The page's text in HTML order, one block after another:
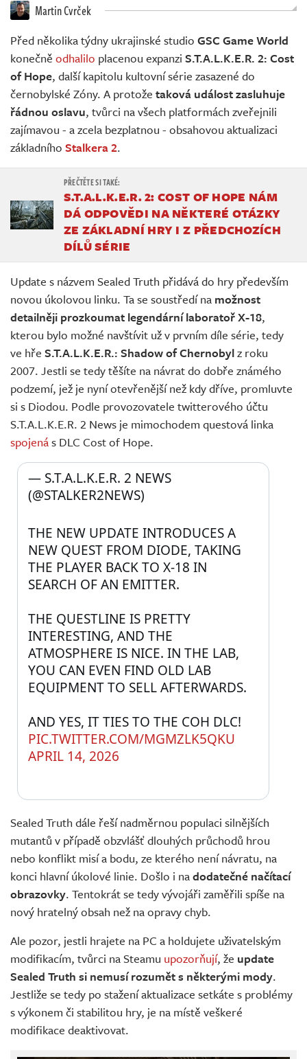
Živě Martin Cvrček
Před několika týdny ukrajinské studio GSC Game World
konečně odhalilo placenou expanzi S.T.A.L.K.E.R. 2: Cost
of Hope, další kapitolu kultovní série zasazené do
černobylské Zóny. A protože taková událost zasluhuje
řádnou oslavu, tvůrci na všech platformách zveřejnili
zajímavou - a zcela bezplatnou - obsahovou aktualizaci
základního Stalkera 2.
S.T.A.L.K.E.R. 2: COST OF HOPE NÁM
DÁ ODPOVĚDI NA NĚKTERÉ OTÁZKY
ZE ZÁKLADNÍ HRY I Z PŘEDCHOZÍCH
DÍLŮ SÉRIE
Update s názvem Sealed Truth přidává do hry především
novou úkolovou linku. Ta se soustředí na možnost
detailněji prozkoumat legendární laboratoř X-18,
kterou bylo možné navštívit už v prvním díle série, tedy
ve hře S.T.A.L.K.E.R.: Shadow of Chernobylz roku
2007. Jestli se tedy těšíte na návrat do dobře známého
podzemí, jež je nyní otevřenější než kdy dříve, promluvte
si s Diodou. Podle provozovatele twitterového účtu
S.T.A.L.K.E.R. 2 News je mimochodem questová linka
spojenás DLC Cost of Hope.
THE NEW UPDATE INTRODUCES A
NEW QUEST FROM DIODE, TAKING
THE PLAYER BACK TO X-18 IN
SEARCH OF AN EMITTER.
THE QUESTLINE IS PRETTY
INTERESTING, AND THE
ATMOSPHERE IS NICE. IN THE LAB,
YOU CAN EVEN FIND OLD LAB
EQUIPMENT TO SELL AFTERWARDS.
PIC.TWITTER.COM/MGMZLK5QKU
— S.T.A.L.K.E.R. 2 NEWS
(@STALKER2NEWS)
APRIL 14, 2026
Sealed Truth dále řeší nadměrnou populaci silnějších
mutantů v případě obzvlášť dlouhých průchodů hrou
nebo konflikt misí a bodu, ze kterého není návratu, na
konci hlavní úkolové linie. Došlo i nadodatečné načítací
obrazovky. Tentokrát se tedy vývojáři zaměřili spíše na
nový hratelný obsah než na opravy chyb.
Ale pozor, jestli hrajete na PC a holdujete uživatelským
modifikacím, tvůrci na Steamu upozorňují, že update
Sealed Truth si nemusí rozumět s některými mody.
Jestliže se tedy po stažení aktualizace setkáte s problémy
s výkonem či stabilitou hry, je na místě veškeré
modifikace deaktivovat.